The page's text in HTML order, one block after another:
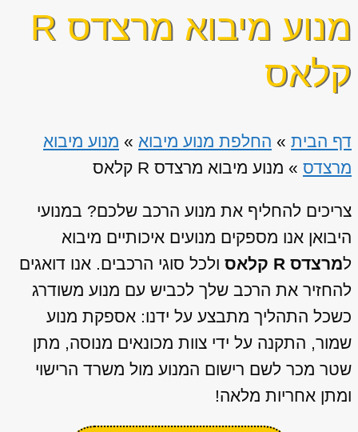
מנוע מיבוא מרצדס R
קלאס
דף הבית » החלפת מנוע מיבוא » מנוע מיבוא
מרצדס » מנוע מיבוא מרצדס R קלאס
צריכים להחליף את מנוע הרכב שלכם? במנועי
היבואן אנו מספקים מנועים איכותיים מיבוא
למרצדס R קלאס
ולכל סוגי הרכבים. אנו דואגים
להחזיר את הרכב שלך לכביש עם מנוע משודרג
כשכל התהליך מתבצע על ידנו: אספקת מנוע
שמור, התקנה על ידי צוות מכונאים מנוסה, מתן
שטר מכר לשם רישום המנוע מול משרד הרישוי
ומתן אחריות מלאה!